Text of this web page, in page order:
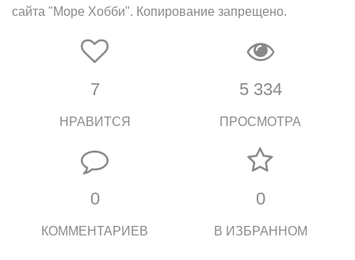
сайта "Море Хобби". Копирование запрещено.
7
НРАВИТСЯ
5 334
ПРОСМОТРА
0
КОММЕНТАРИЕВ
0
В ИЗБРАННОМ